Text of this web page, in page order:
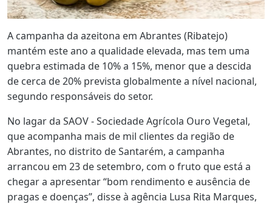
A campanha da azeitona em Abrantes (Ribatejo)
mantém este ano a qualidade elevada, mas tem uma
quebra estimada de 10% a 15%, menor que a descida
de cerca de 20% prevista globalmente a nível nacional,
segundo responsáveis do setor.
No lagar da SAOV - Sociedade Agrícola Ouro Vegetal,
que acompanha mais de mil clientes da região de
Abrantes, no distrito de Santarém, a campanha
arrancou em 23 de setembro, com o fruto que está a
chegar a apresentar “bom rendimento e ausência de
pragas e doenças”, disse à agência Lusa Rita Marques,